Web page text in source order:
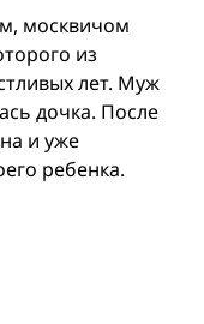
москвичом
из
лет. Муж
дочка. После
и уже
ребенка.